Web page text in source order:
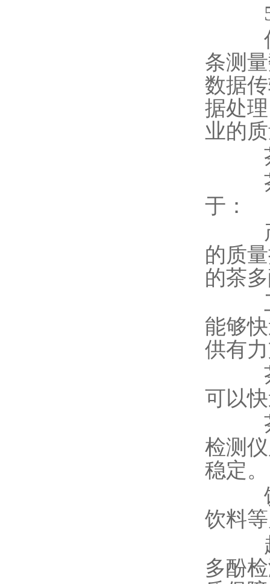
5.
仪
条测
数据
据处
业的
茶
茶
于：
产
的质
的茶
工
能够
供有
茶
可以
茶
检测
稳定。
饮
饮料
超
多酚